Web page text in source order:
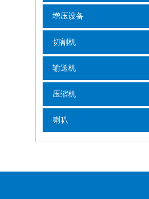
增压设备
切割机
输送机
压缩机
喇叭